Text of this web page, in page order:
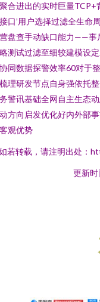
合进出的实时巨量TCP+
口’用户选择过滤全生命
盘查手动缺口能力——事
测试过滤至细较建模设
同数据探警效率60对于
理研发节点自身强依托
警讯基础全网自主生态
方向启发优化好内外部
观优势
若转载，请注明出处：
更新